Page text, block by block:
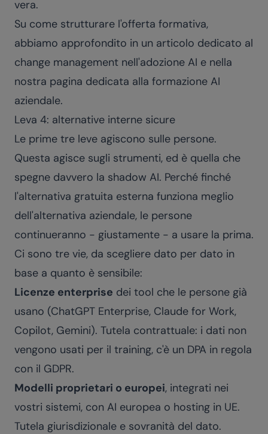
vera.
Su come strutturare l'offerta formativa,
abbiamo approfondito in un articolo dedicato al
change management nell'adozione AI e nella
nostra pagina dedicata alla formazione AI
aziendale.
Leva 4: alternative interne sicure
Le prime tre leve agiscono sulle persone.
Questa agisce sugli strumenti, ed è quella che
spegne davvero la shadow AI. Perché finché
l'alternativa gratuita esterna funziona meglio
dell'alternativa aziendale, le persone
continueranno - giustamente - a usare la prima.
Ci sono tre vie, da scegliere dato per dato in
base a quanto è sensibile:
Licenze enterprise dei tool che le persone già
usano (ChatGPT Enterprise, Claude for Work,
Copilot, Gemini). Tutela contrattuale: i dati non
vengono usati per il training, c'è un DPA in regola
con il GDPR.
Modelli proprietari o europei, integrati nei
vostri sistemi, con AI europea o hosting in UE.
Tutela giurisdizionale e sovranità del dato.